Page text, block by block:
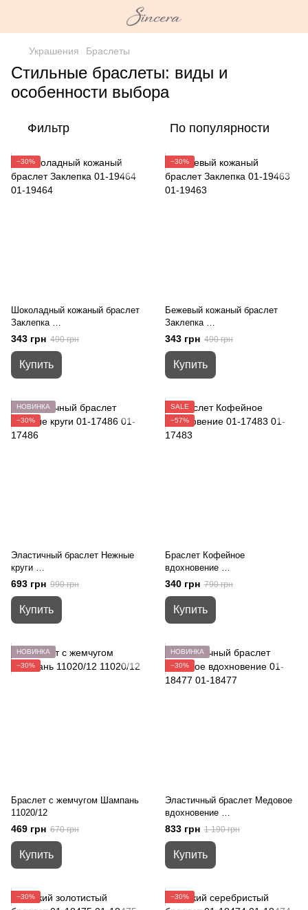
Украшения Браслеты
Стильные браслеты: виды и
особенности выбора
Фильтр По популярности
−30%
Шоколадный кожаный браслет
Заклепка
01-19464
343 грн 490 грн
Купить
−30%
Бежевый кожаный браслет
Заклепка
01-19463
343 грн 490 грн
Купить
НОВИНКА
−30%
Эластичный браслет Нежные
круги
01-17486
693 грн 990 грн
Купить
SALE
−57%
Браслет Кофейное
вдохновение
01-17483
340 грн 790 грн
Купить
НОВИНКА
−30%
Браслет с жемчугом Шампань
11020/12
469 грн 670 грн
Купить
НОВИНКА
−30%
Эластичный браслет Медовое
вдохновение
01-18477
833 грн 1 190 грн
Купить
−30% −30%